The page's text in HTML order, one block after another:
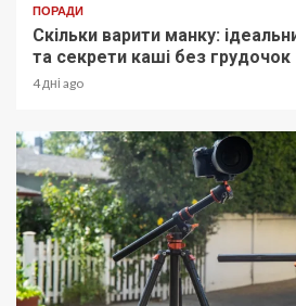
ПОРАДИ
Скільки варити манку:
та секрети каші без грудочок
4 дні ago